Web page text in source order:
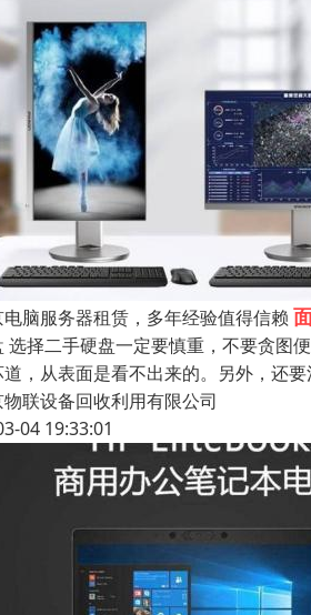
脑服务器租赁，多年经验值得信赖
选择二手硬盘一定要慎重，不要贪图
，从表面是看不出来的。另外，还
联设备回收利用有限公司
04 19:33:01